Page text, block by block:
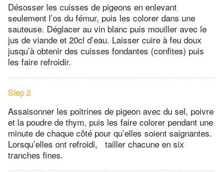
Désosser les cuisses de pigeons en enlevant
seulement l’os du fémur, puis les colorer dans une
sauteuse. Déglacer au vin blanc puis mouiller avec le
jus de viande et 20cl d’eau. Laisser cuire à feu doux
jusqu’à obtenir des cuisses fondantes (confites) puis
les faire refroidir.
Step 2
Assaisonner les poitrines de pigeon avec du sel, poivre
et la poudre de thym, puis les faire colorer pendant une
minute de chaque côté pour qu’elles soient saignantes.
Lorsqu’elles ont refroidi, tailler chacune en six
tranches fines.